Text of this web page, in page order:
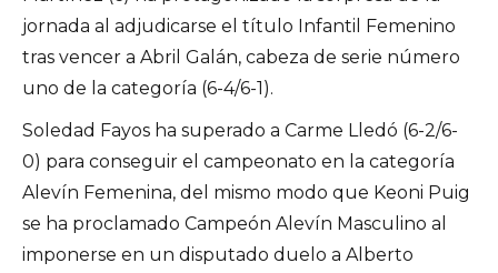
jornada al adjudicarse el título Infantil Femenino
tras vencer a Abril Galán, cabeza de serie número
uno de la categoría (6-4/6-1).
Soledad Fayos ha superado a Carme Lledó (6-2/6-
0) para conseguir el campeonato en la categoría
Alevín Femenina, del mismo modo que Keoni Puig
se ha proclamado Campeón Alevín Masculino al
imponerse en un disputado duelo a Alberto